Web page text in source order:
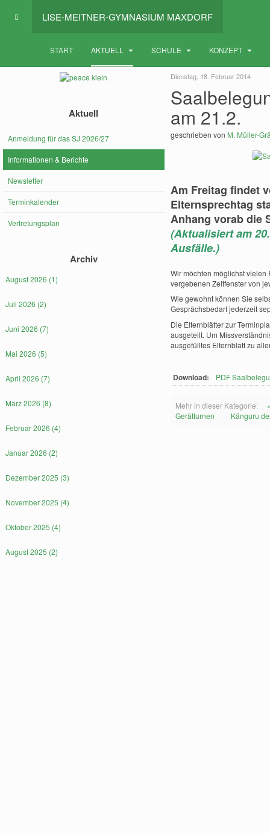
LISE-MEITNER-GYMNASIUM MAXDORF
START AKTUELL SCHULE KONZEPT
Dienstag, 18. Februar 2014
am 21.2.
geschrieben von M. Müller-
Am Freitag findet
Elternsprechtag
Anhang vorab die
(Aktualisiert am
Ausfälle.)
Wir möchten möglichst
vergebenen Zeitfenster von
Wie gewohnt können Sie
Gesprächsbedarf jederzeit
Die Elternblätter zur
ausgeteilt. Um
ausgefülltes Elternblatt zu
Download: PDF
Mehr in dieser Kategorie:
Gerätturnen
Känguru
Aktuell
Anmeldung für das SJ 2026/27
Informationen & Berichte
Newsletter
Terminkalender
Vertretungsplan
Archiv
August 2026 (1)
Juli 2026 (2)
Juni 2026 (7)
Mai 2026 (5)
April 2026 (7)
März 2026 (8)
Februar 2026 (4)
Januar 2026 (2)
Dezember 2025 (3)
November 2025 (4)
Oktober 2025 (4)
August 2025 (2)